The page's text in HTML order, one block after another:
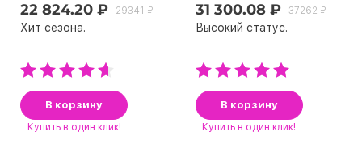
22 824.20 ₽ 29341 ₽
Хит сезона.
В корзину
Купить в один клик!
31 300.08 ₽ 37262 ₽
Высокий статус.
В корзину
Купить в один клик!